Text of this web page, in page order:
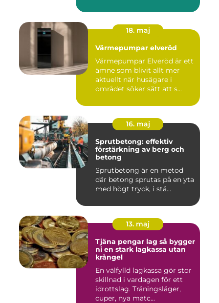
18. maj
Värmepumpar elveröd
Värmepumpar Elveröd är ett
ämne som blivit allt mer
aktuellt när husägare i
området söker sätt att s...
16. maj
Sprutbetong: effektiv
förstärkning av berg och
betong
Sprutbetong är en metod
där betong sprutas på en yta
med högt tryck, i stä...
13. maj
Tjäna pengar lag så bygger
ni en stark lagkassa utan
krångel
En välfylld lagkassa gör stor
skillnad i vardagen för ett
idrottslag. Träningsläger,
cuper, nya matc...